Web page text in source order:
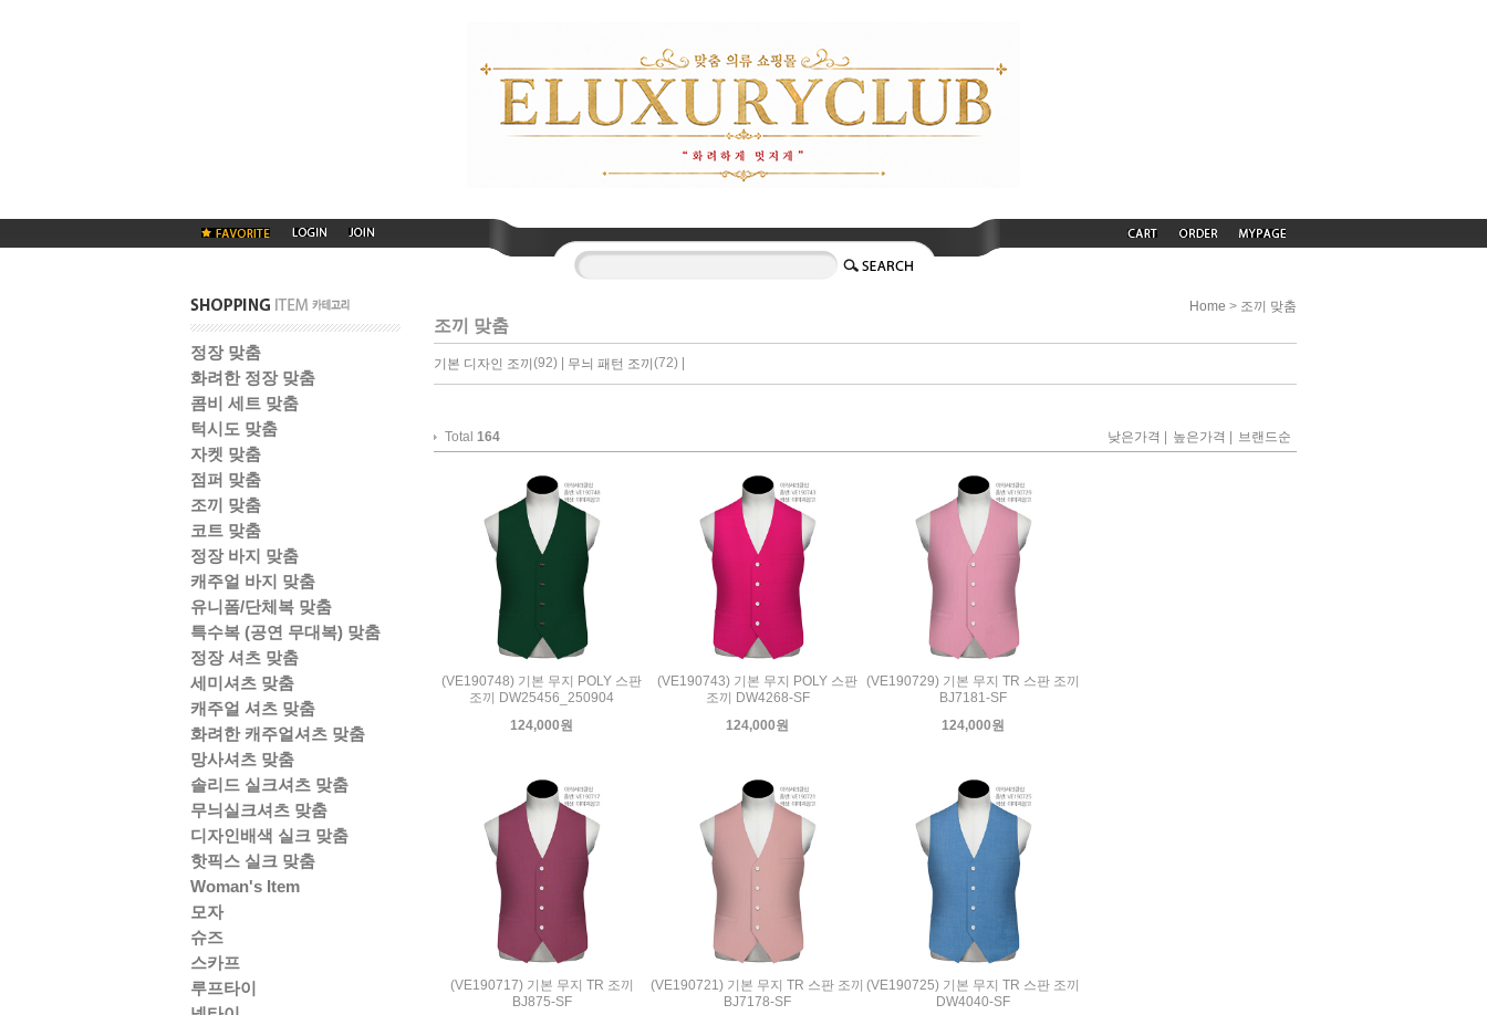
정장 맞춤
화려한 정장 맞춤
콤비 세트 맞춤
턱시도 맞춤
자켓 맞춤
점퍼 맞춤
조끼 맞춤
코트 맞춤
정장 바지 맞춤
캐주얼 바지 맞춤
유니폼/단체복 맞춤
특수복 (공연 무대복) 맞춤
정장 셔츠 맞춤
세미셔츠 맞춤
캐주얼 셔츠 맞춤
화려한 캐주얼셔츠 맞춤
망사셔츠 맞춤
솔리드 실크셔츠 맞춤
무늬실크셔츠 맞춤
디자인배색 실크 맞춤
핫픽스 실크 맞춤
Woman's Item
모자
슈즈
스카프
루프타이
Home > 조끼 맞춤
조끼 맞춤
기본 디자인 조끼(92) | 무늬 패턴 조끼(72) |
Total 164 낮은가격 | 높은가격 | 브랜드순
(VE190748) 기본 무지 POLY 스판
조끼 DW25456_250904
124,000원
(VE190743) 기본 무지 POLY 스판
조끼 DW4268-SF
124,000원
(VE190729) 기본 무지 TR 스판 조끼
BJ7181-SF
124,000원
(VE190717) 기본 무지 TR 조끼
BJ875-SF
(VE190721) 기본 무지 TR 스판 조끼
BJ7178-SF
(VE190725) 기본 무지 TR 스판 조끼
DW4040-SF